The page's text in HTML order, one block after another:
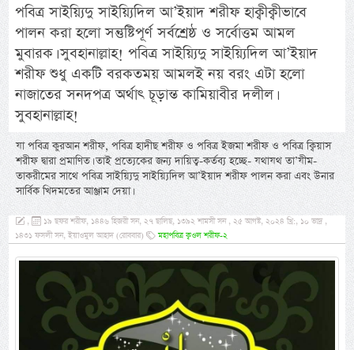
পবিত্র সাইয়্যিদু সাইয়্যিদিল আ’ইয়াদ শরীফ হাক্বীক্বীভাবে
পালন করা হলো সন্তুষ্টিপূর্ণ সর্বশ্রেষ্ঠ ও সর্বোত্তম আমল
মুবারক। সুবহানাল্লাহ! পবিত্র সাইয়্যিদু সাইয়্যিদিল আ’ইয়াদ
শরীফ শুধু একটি বরকতময় আমলই নয় বরং এটা হলো
নাজাতের সনদপত্র অর্থাৎ চূড়ান্ত কামিয়াবীর দলীল।
সুবহানাল্লাহ!
যা পবিত্র কুরআন শরীফ, পবিত্র হাদীছ শরীফ ও পবিত্র ইজমা শরীফ ও পবিত্র ক্বিয়াস
শরীফ দ্বারা প্রমাণিত। তাই প্রত্যেকের জন্য দায়িত্ব-কর্তব্য হচ্ছে- যথাযথ তা’যীম-
তাকরীমের সাথে পবিত্র সাইয়্যিদু সাইয়্যিদিল আ’ইয়াদ শরীফ পালন করা এবং উনার
সার্বিক খিদমতের আঞ্জাম দেয়া।
,
১৯ ছফর শরীফ, ১৪৪৬ হিজরী সন, ২৭ ছালিছ, ১৩৯২ শামসী সন , ২৫ আগষ্ট, ২০২৪ খ্রি:, ১০ ভাদ্র ,
১৪৩১ ফসলী সন, ইয়াওমুল আহাদ (রোববার)
মহাপবিত্র ক্বওল শরীফ-২